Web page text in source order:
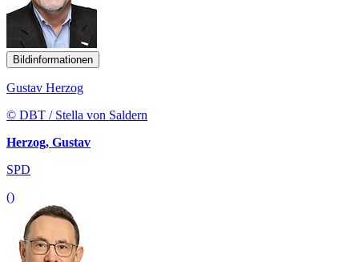
Bildinformationen
Gustav Herzog
© DBT / Stella von Saldern
Herzog, Gustav
SPD
()